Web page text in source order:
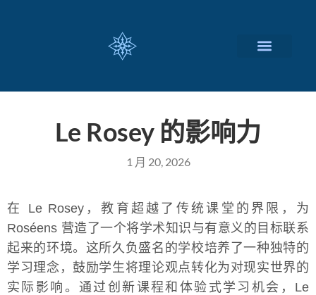
Le Rosey 的影响力
1 月 20, 2026
在 Le Rosey，教育超越了传统课堂的界限，为
Roséens 营造了一个将学术知识与有意义的目标联系
起来的环境。这所久负盛名的学校培养了一种独特的
学习理念，鼓励学生将理论观点转化为对现实世界的
实际影响。通过创新课程和体验式学习机会，Le